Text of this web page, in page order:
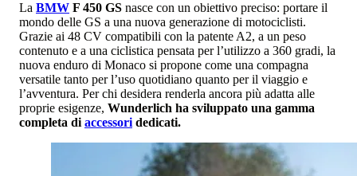
La BMW F 450 GS nasce con un obiettivo preciso: portare il
mondo delle GS a una nuova generazione di motociclisti.
Grazie ai 48 CV compatibili con la patente A2, a un peso
contenuto e a una ciclistica pensata per l’utilizzo a 360 gradi, la
nuova enduro di Monaco si propone come una compagna
versatile tanto per l’uso quotidiano quanto per il viaggio e
l’avventura. Per chi desidera renderla ancora più adatta alle
proprie esigenze, Wunderlich ha sviluppato una gamma
completa di accessori dedicati.